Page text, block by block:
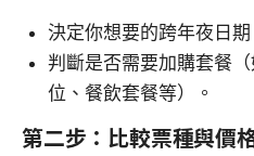
決定你想要的跨年夜日
判斷是否需要加購套餐
位、餐飲套餐等）。
第二步：比較票種與價